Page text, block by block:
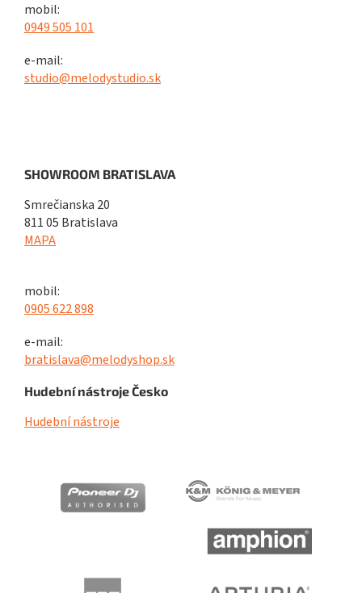
mobil:
0949 505 101
e-mail:
studio@melodystudio.sk
SHOWROOM BRATISLAVA
Smrečianska 20
811 05 Bratislava
MAPA
mobil:
0905 622 898
e-mail:
bratislava@melodyshop.sk
Hudební nástroje Česko
Hudební nástroje